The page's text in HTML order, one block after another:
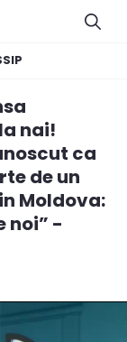
nai!
ca
de un
Moldova:
noi” -